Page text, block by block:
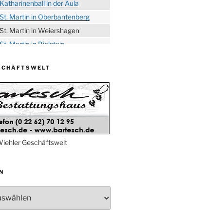
Katharinenball in der Aula
St. Martin in Oberbantenberg
St. Martin in Weiershagen
St. Martin in Bielstein
der Tollitäten
Bielsteiner Männerchor
am Ehrenmal
Anknipsfest an der
Kirche
Frauenchor
Oberbantenberg
im Ev. Gemeindehaus
Burghaus
rund um die
Geschäftswelt